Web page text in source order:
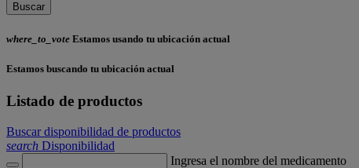
Buscar
where_to_vote Estamos usando tu ubicación actual
Estamos buscando tu ubicación actual
Listado de productos
Buscar disponibilidad de productos
search Disponibilidad
Ingresa el nombre del medicamento